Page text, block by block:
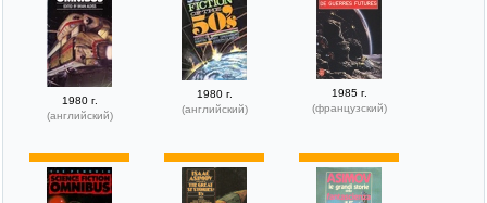
1980 г.
(английский)
1980 г.
(английский)
1985 г.
(французский)